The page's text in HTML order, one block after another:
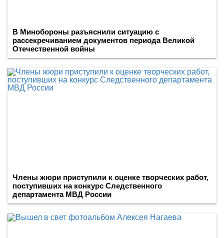
В Минобороны разъяснили ситуацию с
рассекречиванием документов периода Великой
Отечественной войны
Члены жюри приступили к оценке творческих работ,
поступивших на конкурс Следственного
департамента МВД России